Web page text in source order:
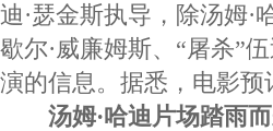
迪·瑟金斯执导，除汤姆
歇尔·威廉姆斯、“屠杀”
演的信息。据悉，电影预
汤姆·哈迪片场踏雨